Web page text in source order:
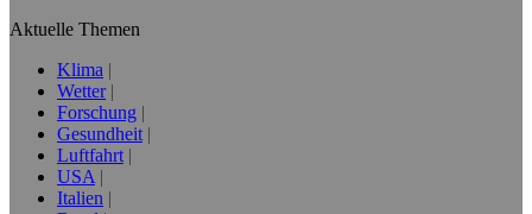
Aktuelle Themen
Klima
Wetter
Forschung
Gesundheit
Luftfahrt
USA
Italien